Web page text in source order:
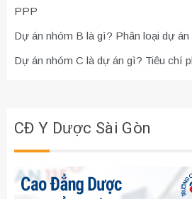
PPP
Dự án nhóm B là gì? Phân loại dự án
Dự án nhóm C là dự án gì? Tiêu chí
CĐ Y Dược Sài Gòn